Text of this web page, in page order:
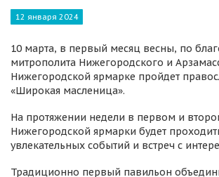
12 января 2024
10 марта, в первый месяц весны, по
митрополита Нижегородского и
Нижегородской ярмарке пройдет
«Широкая масленица».
На протяжении недели в первом и
Нижегородской ярмарки будет
увлекательных событий и встреч с
Традиционно первый павильон